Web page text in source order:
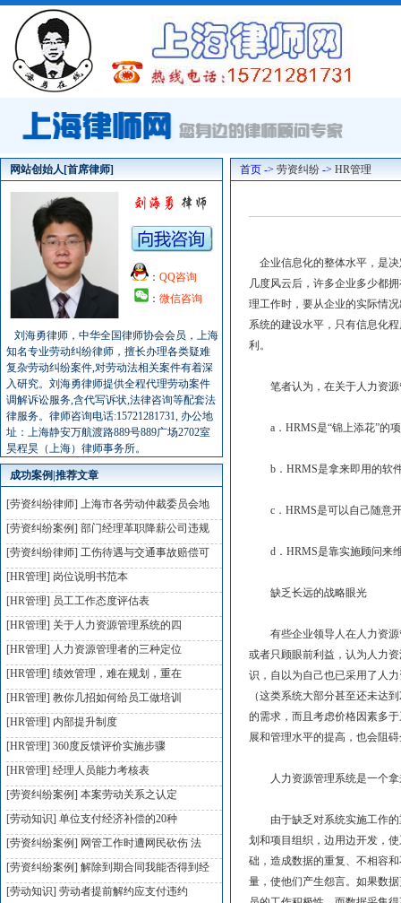
网站创始人[首席律师]
： QQ咨询
： 微信咨询
刘海勇律师，中华全国律师协会会员，上海
知名专业劳动纠纷律师，擅长办理各类疑难
复杂劳动纠纷案件,对劳动法相关案件有着深
入研究。刘海勇律师提供全程代理劳动案件
调解诉讼服务,含代写诉状,法律咨询等配套法
律服务。律师咨询电话:15721281731, 办公地
址：上海静安万航渡路889号889广场2702室
昊程昊（上海）律师事务所。
成功案例|推荐文章
[劳资纠纷律师] 上海市各劳动仲裁委员会地
[劳资纠纷案例] 部门经理革职降薪公司违规
[劳资纠纷律师] 工伤待遇与交通事故赔偿可
[HR管理] 岗位说明书范本
[HR管理] 员工工作态度评估表
[HR管理] 关于人力资源管理系统的四
[HR管理] 人力资源管理者的三种定位
[HR管理] 绩效管理，难在规划，重在
[HR管理] 教你几招如何给员工做培训
[HR管理] 内部提升制度
[HR管理] 360度反馈评价实施步骤
[HR管理] 经理人员能力考核表
[劳资纠纷案例] 本案劳动关系之认定
[劳动知识] 单位支付经济补偿的20种
[劳资纠纷案例] 网管工作时遭网民砍伤 法
[劳资纠纷案例] 解除到期合同我能否得到经
[劳动知识] 劳动者提前解约应支付违约
首页 -> 劳资纠纷 -> HR管理
企业信息化的整体水平，是决
几度风云后，许多企业多少都
理工作时，要从企业的实际情
系统的建设水平，只有信息化
利。
笔者认为，在关于人力资源
a．HRMS是“锦上添花”的
b．HRMS是拿来即用的软
c．HRMS是可以自己随意
d．HRMS是靠实施顾问来
缺乏长远的战略眼光
有些企业领导人在人力资源
或者只顾眼前利益，认为人力
识，自以为自己也已采用了人
（这类系统大部分甚至还未达
的需求，而且考虑价格因素多
展和管理水平的提高，也会
人力资源管理系统是一个拿
由于缺乏对系统实施工作的
划和项目组织，边用边开发，
础，造成数据的重复、不相容
量，使他们产生怨言。如果数